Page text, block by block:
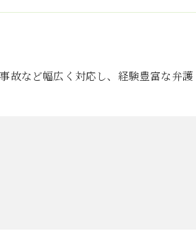
故など幅広く対応し、経験豊富な弁護